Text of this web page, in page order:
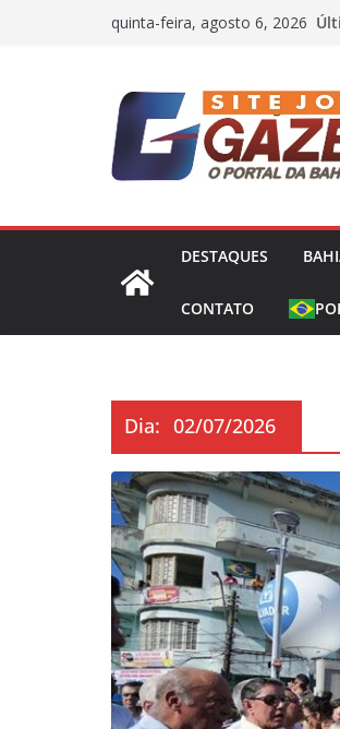
quinta-feira, agosto 6, 2026
DESTAQUES
CONTATO
Dia: 02/07/2026